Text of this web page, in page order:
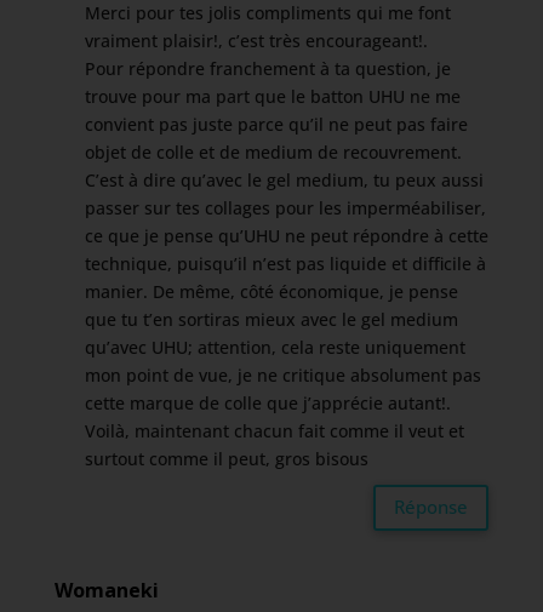
Merci pour tes jolis compliments qui me font
vraiment plaisir!, c’est très encourageant!.
Pour répondre franchement à ta question, je
trouve pour ma part que le batton UHU ne me
convient pas juste parce qu’il ne peut pas faire
objet de colle et de medium de recouvrement.
C’est à dire qu’avec le gel medium, tu peux aussi
passer sur tes collages pour les imperméabiliser,
ce que je pense qu’UHU ne peut répondre à cette
technique, puisqu’il n’est pas liquide et difficile à
manier. De même, côté économique, je pense
que tu t’en sortiras mieux avec le gel medium
qu’avec UHU; attention, cela reste uniquement
mon point de vue, je ne critique absolument pas
cette marque de colle que j’apprécie autant!.
Voilà, maintenant chacun fait comme il veut et
surtout comme il peut, gros bisous
Réponse
Womaneki